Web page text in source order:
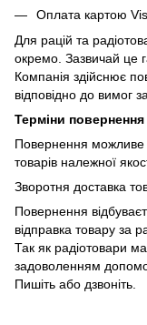
Оплата картою
Для рацій та
окремо. Зазвичай це
Компанія здійснює
відповідно до вимог
Терміни повернення
Повернення можливе
товарів належної
Зворотня доставка
Повернення
відправка товару за
Так як радіотовари
задоволенням
Пишіть або дзвоніть.